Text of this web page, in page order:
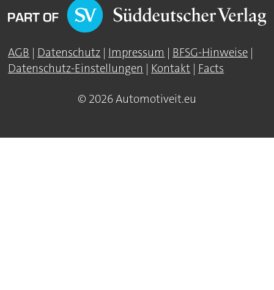
AGB | Datenschutz | Impressum | BFSG-Hinweise |
Datenschutz-Einstellungen | Kontakt | Facts
© 2026 Automotiveit.eu